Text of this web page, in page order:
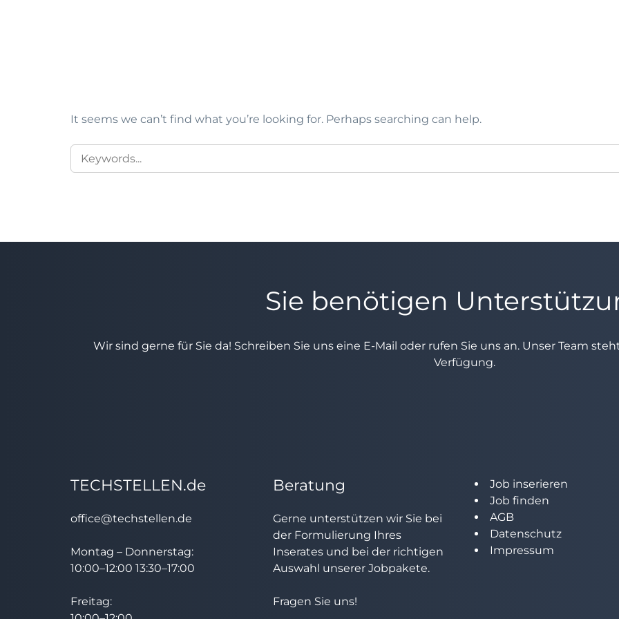
It seems we can’t find what you’re looking for. Perhaps searching can help.
SEARCH
FOR:
Sie benötigen
Wir sind gerne für Sie da! Schreiben Sie uns eine E-Mail oder rufen Sie uns an. Unser Team
Verfügung.
TECHSTELLEN.de
office@techstellen.de
Montag – Donnerstag:
10:00–12:00 13:30–17:00
Freitag:
Beratung
Gerne unterstützen wir Sie bei
der Formulierung Ihres
Inserates und bei der richtigen
Auswahl unserer Jobpakete.
Fragen Sie uns!
Job inserieren
Job finden
AGB
Datenschutz
Impressum